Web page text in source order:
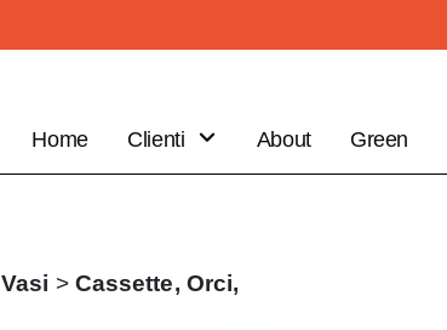
Home
Clienti
Fai il tuo
About Green
Vasi > Cassette, Orci,